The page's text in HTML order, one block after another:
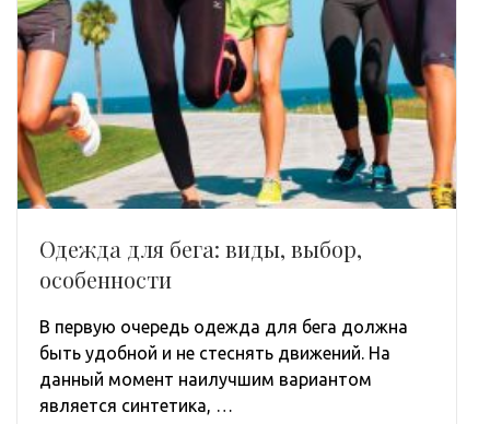
Одежда для бега: виды, выбор,
особенности
В первую очередь одежда для бега должна
быть удобной и не стеснять движений. На
данный момент наилучшим вариантом
является синтетика, …